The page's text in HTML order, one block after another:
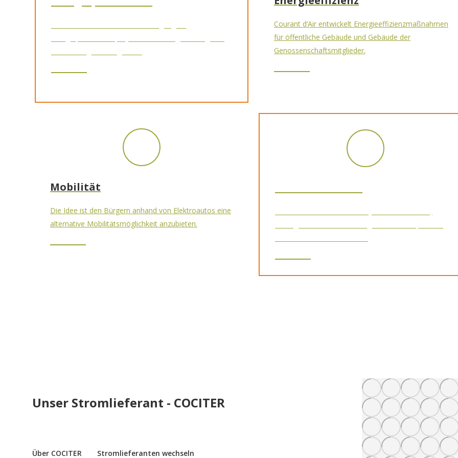
Courant d’Air entwickelt Energieeffizienzmaßnahmen
für öffentliche Gebäude und Gebäude der
Genossenschaftsmitglieder.
Mobilität
Die Idee ist den Bürgern anhand von Elektroautos eine
alternative Mobilitätsmöglichkeit anzubieten.
Unser Stromlieferant - COCITER
Über COCITER Stromlieferanten wechseln